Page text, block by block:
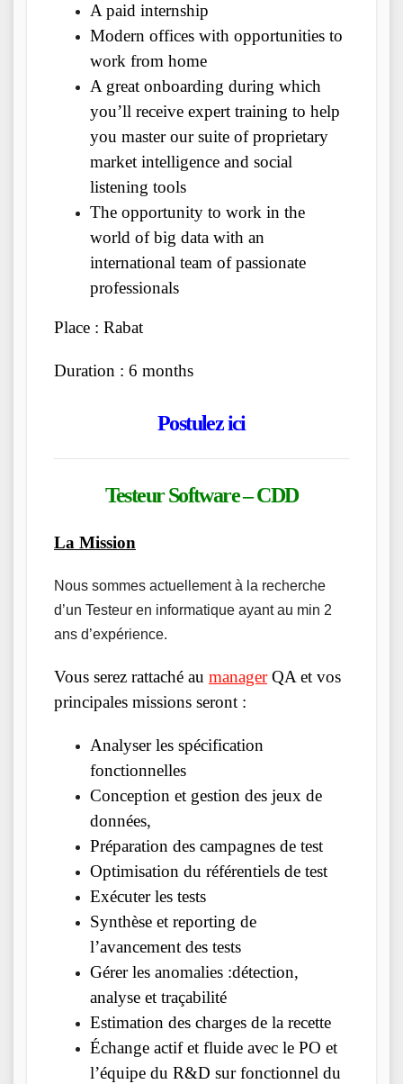
A paid internship
Modern offices with opportunities to
work from home
A great onboarding during which
you’ll receive expert training to help
you master our suite of proprietary
market intelligence and social
listening tools
The opportunity to work in the
world of big data with an
international team of passionate
professionals
Place : Rabat
Duration : 6 months
Postulez ici
Testeur Software – CDD
La Mission
Nous sommes actuellement à la recherche
d’un Testeur en informatique ayant au min 2
ans d’expérience.
Vous serez rattaché au managerQA et vos
principales missions seront :
Analyser les spécification
fonctionnelles
Conception et gestion des jeux de
données,
Préparation des campagnes de test
Optimisation du référentiels de test
Exécuter les tests
Synthèse et reporting de
l’avancement des tests
Gérer les anomalies :détection,
analyse et traçabilité
Estimation des charges de la recette
Échange actif et fluide avec le PO et
l’équipe du R&D sur fonctionnel du